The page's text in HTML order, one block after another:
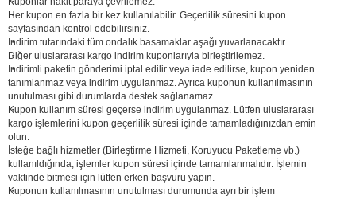
Her kupon en fazla bir kez kullanılabilir. Geçerlilik süresini kupon
sayfasından kontrol edebilirsiniz.
İndirim tutarındaki tüm ondalık basamaklar aşağı yuvarlanacaktır.
Diğer uluslararası kargo indirim kuponlarıyla birleştirilemez.
İndirimli paketin gönderimi iptal edilir veya iade edilirse, kupon yeniden
tanımlanmaz veya indirim uygulanmaz. Ayrıca kuponun kullanılmasının
unutulması gibi durumlarda destek sağlanamaz.
Kupon kullanım süresi geçerse indirim uygulanmaz. Lütfen uluslararası
kargo işlemlerini kupon geçerlilik süresi içinde tamamladığınızdan emin
olun.
İsteğe bağlı hizmetler (Birleştirme Hizmeti, Koruyucu Paketleme vb.)
kullanıldığında, işlemler kupon süresi içinde tamamlanmalıdır. İşlemin
vaktinde bitmesi için lütfen erken başvuru yapın.
Kuponun kullanılmasının unutulması durumunda ayrı bir işlem